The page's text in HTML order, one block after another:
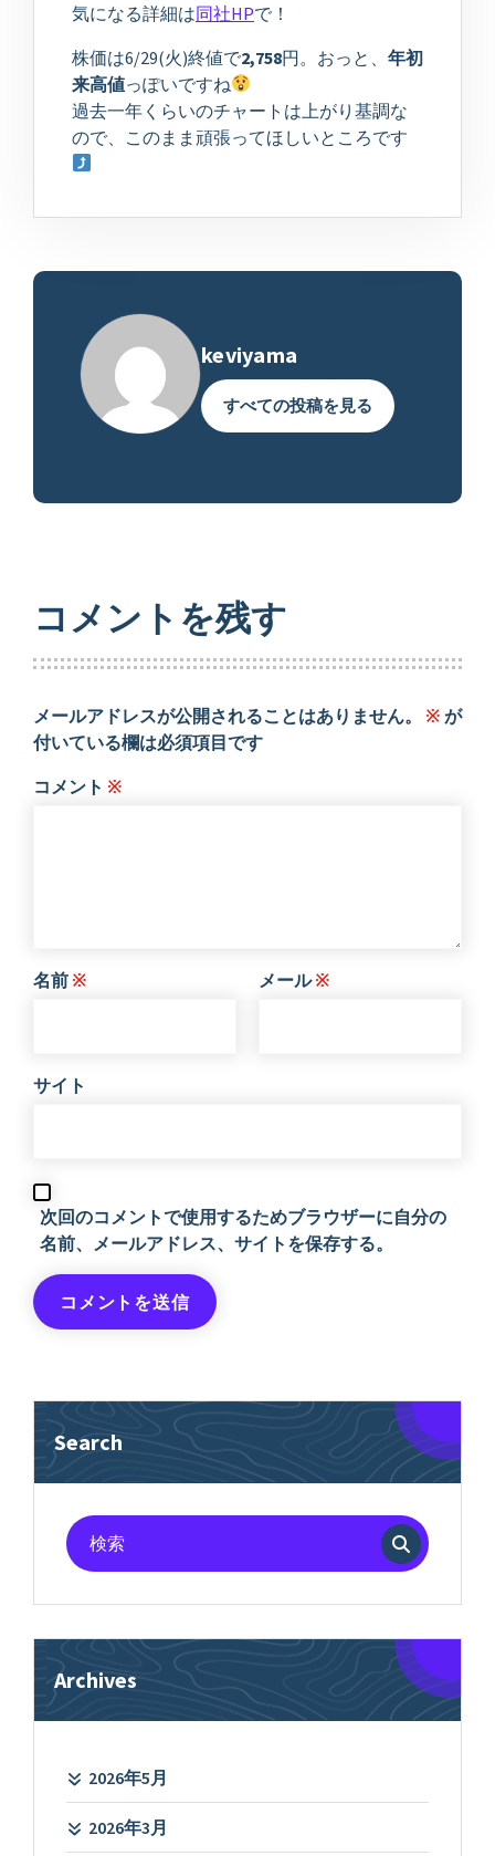
気になる詳細は同社HPで！
株価は6/29(火)終値で2,758円。おっと、 年初
来高値っぽいですね
過去一年くらいのチャートは上がり基調な
ので、このまま頑張ってほしいところです
keviyama
すべての投稿を見る
コメントを残す
メールアドレスが公開されることはありません。 ※ が
付いている欄は必須項目です
コメント ※
名前 ※ メール※
サイト
次回のコメントで使用するためブラウザーに自分の
名前、メールアドレス、サイトを保存する。
Search
検
索
象:
Archives
2026年5月
2026年3月